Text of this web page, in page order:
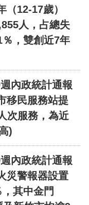
（12-17歲）
人，占總失
，雙創近7年
內政統計通報
移民服務站提
次服務，為近
)
內政統計通報
災警報器設置
其中金門